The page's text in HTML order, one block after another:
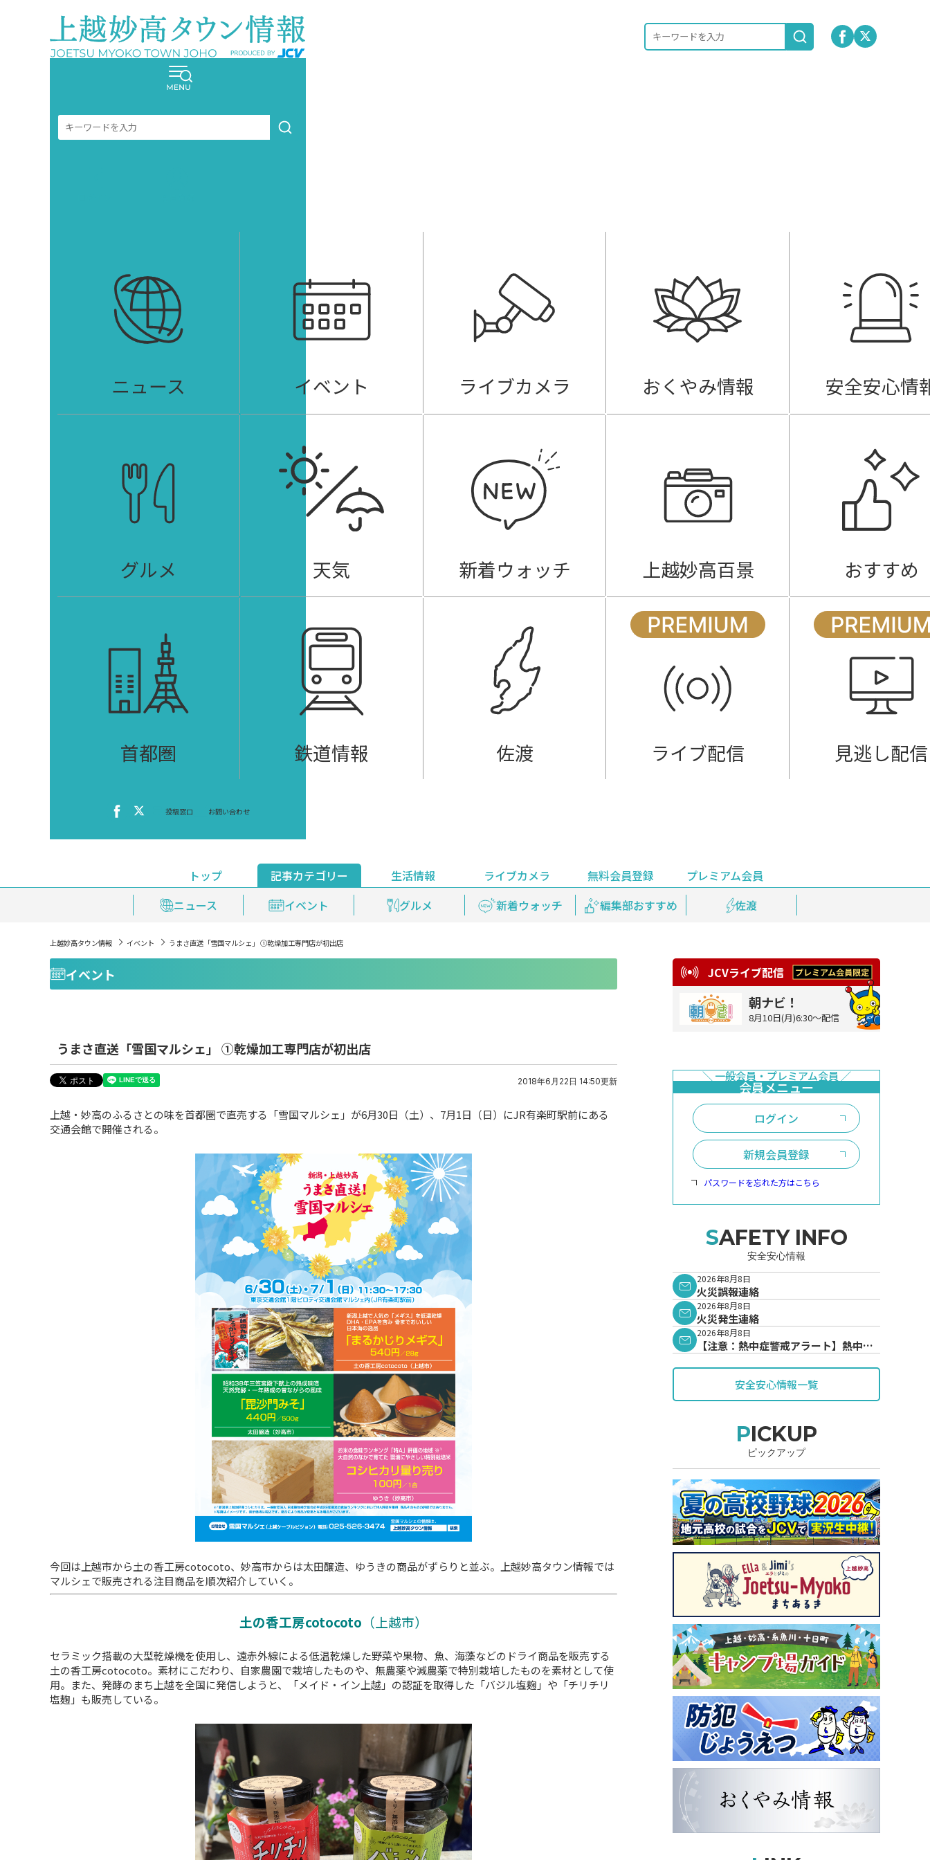
ニュース イベント ライブカメラ おくやみ情報 安全安心情
グルメ 天気 新着ウォッチ 上越妙高百景 おすすめ
首都圏 鉄道情報 佐渡 ライブ配信 見逃し配信
投稿窓口 お問い合わせ
トップ
記事カテゴリー
ニュース
イベント グルメ 新着ウォッチ 編集部おすすめ 佐渡
生活情報
おくやみ情報
安全安心情報 天気 上越妙高百景 鉄道情報
ライブカメラ 無料会員登録
プレミアム会員
ライブ配信
見逃し配信 プレミアム会員登録
上越妙高タウン情報 イベント うまさ直送「雪国マルシェ」 ①乾燥加工専門店が初出店
イベント
うまさ直送「雪国マルシェ」 ①乾燥加工専門店が初出店
2018年6月22日 14:50更新
上越・妙高のふるさとの味を首都圏で直売する「雪国マルシェ」が6月30日（土）、7月1日（日）にJR有楽町駅前にある
交通会館で開催される。
今回は上越市から土の香工房cotocoto、妙高市からは太田醸造、ゆうきの商品がずらりと並ぶ。上越妙高タウン情報では
マルシェで販売される注目商品を順次紹介していく。
土の香工房cotocoto （上越市）
セラミック搭載の大型乾燥機を使用し、遠赤外線による低温乾燥した野菜や果物、魚、海藻などのドライ商品を販売する
土の香工房cotocoto。素材にこだわり、自家農園で栽培したものや、無農薬や減農薬で特別栽培したものを素材として使
用。また、発酵のまち上越を全国に発信しようと、「メイド・イン上越」の認証を取得した「バジル塩麹」や「チリチリ
塩麹」も販売している。
JCVライブ配信
朝ナビ！
8月10日(月)6:30～配信
ログイン
新規会員登録
パスワードを忘れた方はこちら
SAFETY INFO
安全安心情報
2026年8月8日
火災誤報連絡
2026年8月8日
火災発生連絡
2026年8月8日
【注意：熱中症警戒アラート】熱中症
安全安心情報一覧
PICKUP
ピックアップ